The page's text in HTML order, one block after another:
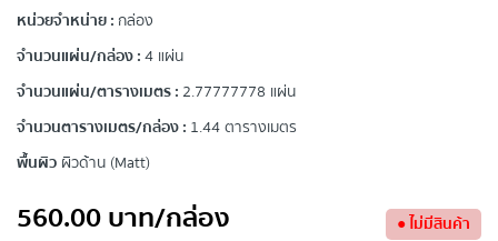
หน่วยจำหน่าย : กล่อง
จำนวนแผ่น/กล่อง :4 แผ่น
จำนวนแผ่น/ตารางเมตร : 2.77777778 แผ่น
จำนวนตารางเมตร/กล่อง : 1.44 ตารางเมตร
พื้นผิว ผิวด้าน (Matt)
560.00บาท/กล่อง ●ไม่มีสินค้า